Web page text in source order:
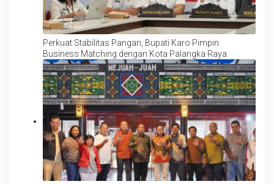
Perkuat Stabilitas Pangan, Bupati Karo Pimpin
Business Matching dengan Kota Palangka Raya